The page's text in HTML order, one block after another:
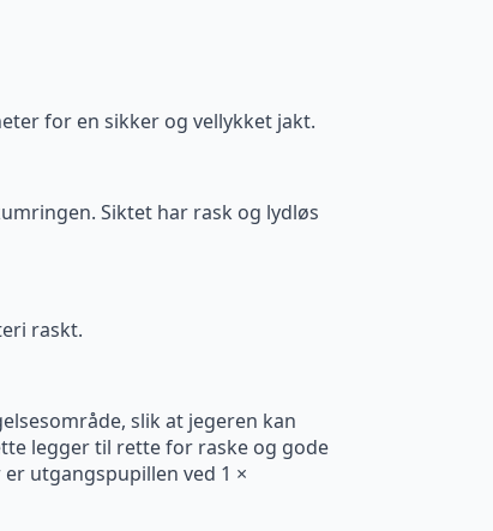
for en sikker og vellykket jakt.
Siktet har rask og lydløs
raskt.
slik at jegeren kan
legger til rette for raske og gode
utgangspupillen ved 1 ×